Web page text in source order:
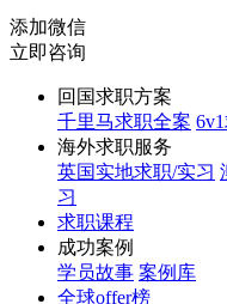
添加微信
立即咨询
回国求职方案
千里马求职全案
海外求职服务
英国实地求职/实习
习
求职课程
成功案例
学员故事 案例库
全球offer榜